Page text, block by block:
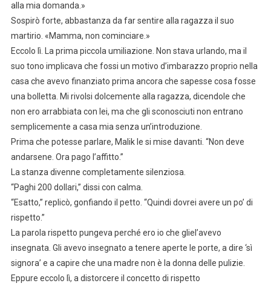
alla mia domanda.»
Sospirò forte, abbastanza da far sentire alla ragazza il suo
martirio. «Mamma, non cominciare.»
Eccolo lì. La prima piccola umiliazione. Non stava urlando, ma il
suo tono implicava che fossi un motivo d’imbarazzo proprio nella
casa che avevo finanziato prima ancora che sapesse cosa fosse
una bolletta. Mi rivolsi dolcemente alla ragazza, dicendole che
non ero arrabbiata con lei, ma che gli sconosciuti non entrano
semplicemente a casa mia senza un’introduzione.
Prima che potesse parlare, Malik le si mise davanti. “Non deve
andarsene. Ora pago l’affitto.”
La stanza divenne completamente silenziosa.
“Paghi 200 dollari,” dissi con calma.
“Esatto,” replicò, gonfiando il petto. “Quindi dovrei avere un po’ di
rispetto.”
La parola rispetto pungeva perché ero io che gliel’avevo
insegnata. Gli avevo insegnato a tenere aperte le porte, a dire ‘sì
signora’ e a capire che una madre non è la donna delle pulizie.
Eppure eccolo lì, a distorcere il concetto di rispetto